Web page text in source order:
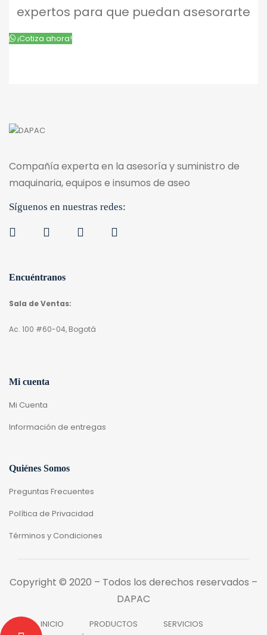
expertos para que puedan asesorarte
¡Cotiza ahora!
Compañía experta en la asesoría y suministro de
maquinaria, equipos e insumos de aseo
Síguenos en nuestras redes:
Encuéntranos
Sala de Ventas:
Ac. 100 #60-04, Bogotá
Mi cuenta
Mi Cuenta
Información de entregas
Quiénes Somos
Preguntas Frecuentes
Política de Privacidad
Términos y Condiciones
Copyright © 2020 – Todos los derechos reservados –
DAPAC
INICIO PRODUCTOS
SERVICIOS